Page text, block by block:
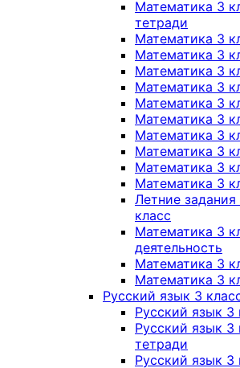
Математика 3
тетради
Математика 3
Математика 3
Математика 3
Математика 3
Математика 3
Математика 3
Математика 3
Математика 3
Математика 3
Математика 3
Летние
класс
Математика 3
деятельность
Математика 3
Математика 3
Русский язык 3
Русский язык 3
Русский язык 3
тетради
Русский язык 3